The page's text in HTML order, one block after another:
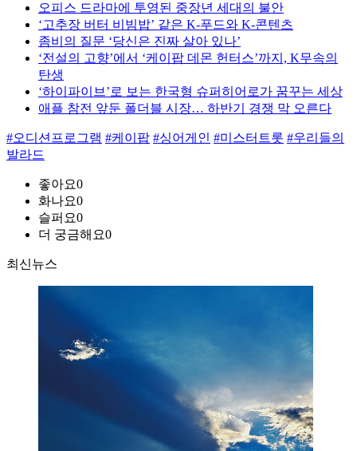
오피스 드라마에 투영된 중장년 세대의 불안
‘고추장 버터 비빔밥’ 같은 K-푸드와 K-콘텐츠
좀비의 질문 ‘당신은 진짜 살아 있나’
‘전설의 고향’에서 ‘케이팝 데몬 헌터스’까지, K무속의
탄생
‘하이파이브’로 보는 한국형 슈퍼히어로가 꿈꾸는 세상
애플 참전 앞둔 폴더블 시장… 하반기 경쟁 막 오른다
#오디션프로그램 #케이팝 #싱어게인 #미스터트롯 #우리들의
발라드
좋아요0
화나요0
슬퍼요0
더 궁금해요0
최신뉴스